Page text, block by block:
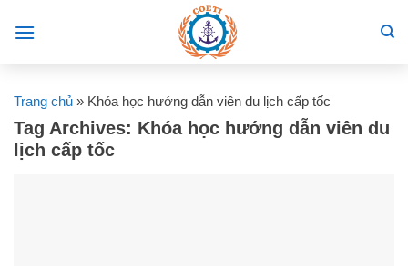
Trang chủ » Khóa học hướng dẫn viên du lịch cấp tốc
Tag Archives: Khóa học hướng dẫn viên du
lịch cấp tốc